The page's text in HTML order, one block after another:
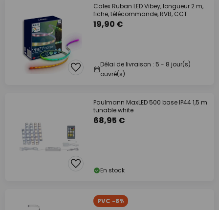
Calex Ruban LED Vibey, longueur 2 m,
fiche, télécommande, RVB, CCT
19,90 €
Délai de livraison : 5 - 8 jour(s)
ouvré(s)
Paulmann MaxLED 500 base IP44 1,5 m
tunable white
68,95 €
En stock
PVC -8%